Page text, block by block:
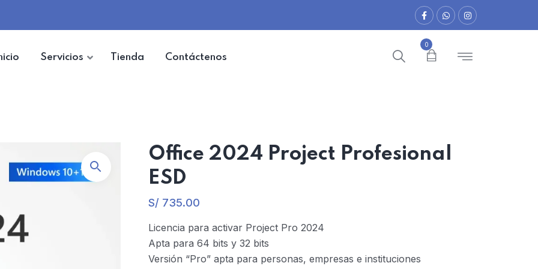
Servicios Tienda Contáctenos
0
Office 2024 Project Profesional
ESD
S/735.00
Licencia para activar Project Pro 2024
Apta para 64 bits y 32 bits
Versión “Pro” apta para personas, empresas e instituciones